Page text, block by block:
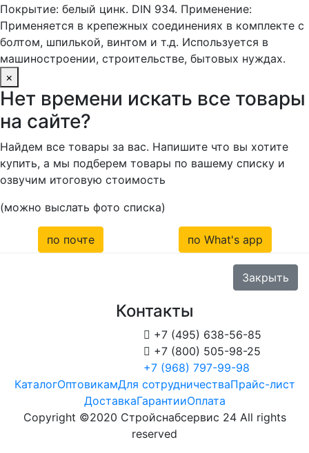
Покрытие: белый цинк. DIN 934. Применение:
Применяется в крепежных соединениях в комплекте с
болтом, шпилькой, винтом и т.д. Используется в
машиностроении, строительстве, бытовых нуждах.
×
Нет времени искать все товары
на сайте?
Найдем все товары за вас. Напишите что вы хотите
купить, а мы подберем товары по вашему списку и
озвучим итоговую стоимость
(можно выслать фото списка)
по почте по What's app
Закрыть
Контакты
 +7 (495) 638-56-85
 +7 (800) 505-98-25
+7 (968) 797-99-98
КаталогОптовикамДля сотрудничестваПрайс-лист
ДоставкаГарантииОплата
Copyright ©2020 Стройснабсервис 24 All rights
reserved